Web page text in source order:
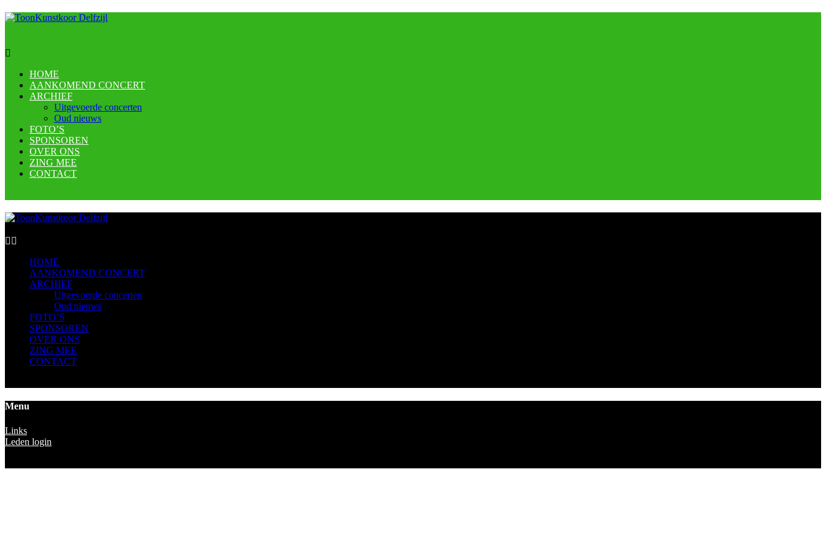
HOME
AANKOMEND CONCERT
ARCHIEF
Uitgevoerde concerten
Oud nieuws
FOTO’S
SPONSOREN
OVER ONS
ZING MEE
CONTACT
HOME
AANKOMEND CONCERT
ARCHIEF
Uitgevoerde concerten
Oud nieuws
FOTO’S
SPONSOREN
OVER ONS
ZING MEE
CONTACT
Menu
Links
Leden login